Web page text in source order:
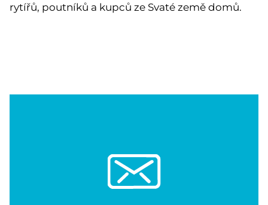
rytířů, poutníků a kupců ze Svaté země domů.